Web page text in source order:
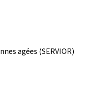
agées (SERVIOR)